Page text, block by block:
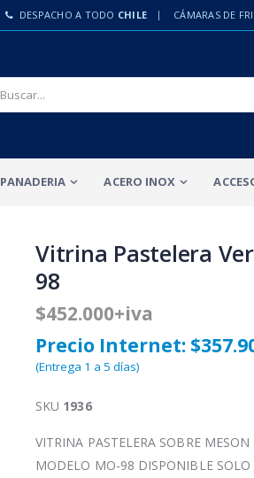
DESPACHO A TODO CHILE CÁMARAS DE
PANADERIA ACERO INOX
Vitrina Pastelera
98
$452.000+iva
Precio Internet:
(Entrega 1 a 5 días)
SKU 1936
VITRINA PASTELERA SOBRE MESON
MODELO MO-98 DISPONIBLE SOLO